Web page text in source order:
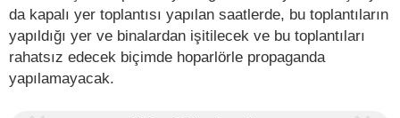
da kapalı yer toplantısı yapılan saatlerde, bu toplantıların
yapıldığı yer ve binalardan işitilecek ve bu toplantıları
rahatsız edecek biçimde hoparlörle propaganda
yapılamayacak.